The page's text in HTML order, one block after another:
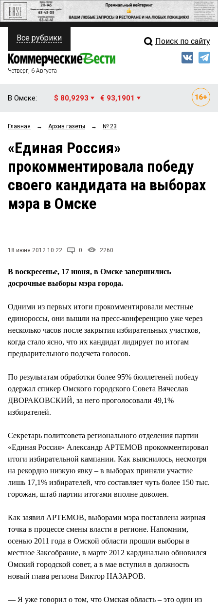
ПОЛИТИКА
ФИНАНСЫ
ОБЩЕСТВО
ЗАКОН
НОВОСТИ КОМПАНИЙ
ПРОИСШЕСТВИЯ
Свежий выпуск
Блоги
Архив
Все рубрики Поиск по сайту
Четверг, 6 Августа
В Омске: $ 80,9293 € 93,1901
Главная → Архив газеты → № 23
«Единая Россия»
прокомментировала победу
своего кандидата на выборах
мэра в Омске
18 июня 2012 10:22 0 2260
В воскресенье, 17 июня, в Омске завершились
досрочные выборы мэра города.
Одними из первых итоги прокомментировали местные
единороссы, они вышли на пресс-конференцию уже через
несколько часов после закрытия избирательных участков,
когда стало ясно, что их кандидат лидирует по итогам
предварительного подсчета голосов.
По результатам обработки более 95% бюллетеней победу
одержал спикер Омского городского Совета Вячеслав
ДВОРАКОВСКИЙ, за него проголосовали 49,1%
избирателей.
Секретарь политсовета регионального отделения партии
«Единая Россия» Александр АРТЕМОВ прокомментировал
итоги избирательной кампании. Как выяснилось, несмотря
на рекордно низкую явку – в выборах приняли участие
лишь 17,1% избирателей, что составляет чуть более 150 тыс.
горожан, штаб партии итогами вполне доволен.
Как заявил АРТЕМОВ, выборами мэра поставлена жирная
точка в процессе смены власти в регионе. Напомним,
осенью 2011 года в Омской области прошли выборы в
местное Заксобрание, в марте 2012 кардинально обновился
Омский городской совет, а в мае вступил в должность
новый глава региона Виктор НАЗАРОВ.
— Я уже говорил о том, что Омская область – это один из